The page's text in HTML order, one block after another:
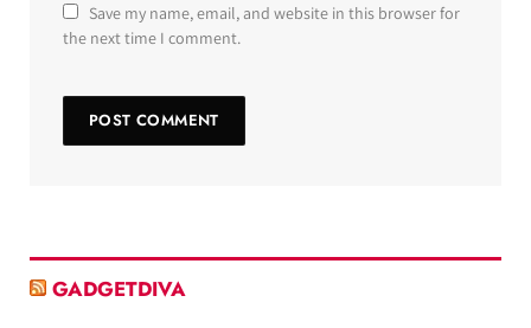
Save my name, email, and website in this browser for
the next time I comment.
GADGETDIVA